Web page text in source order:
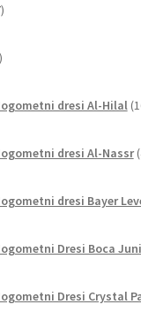
izdelkov
dresi Al-Hilal
dresi Al-Nassr
dresi Bayer
Dresi Boca
Dresi Crystal